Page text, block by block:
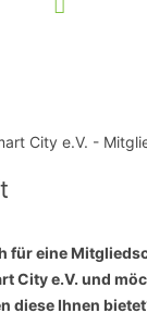
für eine
City e.V. und
diese Ihnen